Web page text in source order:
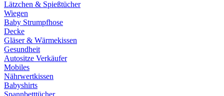
Lätzchen & Spießtücher
Wiegen
Baby Strumpfhose
Decke
Gläser & Wärmekissen
Gesundheit
Autositze Verkäufer
Mobiles
Nährwertkissen
Babyshirts
Spannbetttücher